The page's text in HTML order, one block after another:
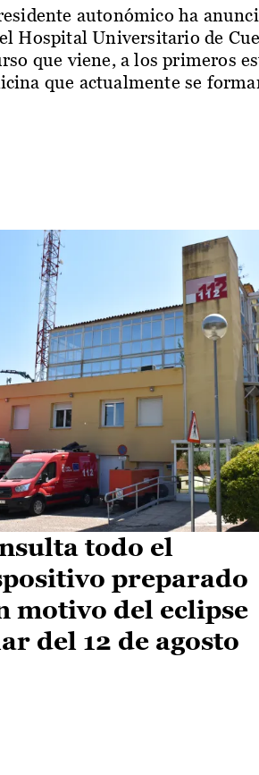
autonómico ha
Hospital Universitario de
que viene, a los primeros
que actualmente se
todo el
preparado
motivo del eclipse
del 12 de agosto